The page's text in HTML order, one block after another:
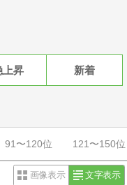
上昇 新着
91〜120位 121〜150位
画像表示 文字表示